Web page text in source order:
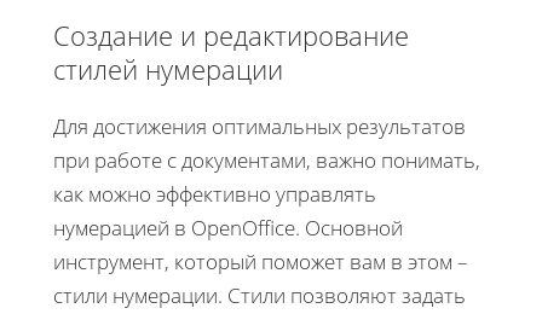
Создание и редактирование
стилей нумерации
Для достижения оптимальных результатов
при работе с документами, важно понимать,
как можно эффективно управлять
нумерацией в OpenOffice. Основной
инструмент, который поможет вам в этом –
стили нумерации. Стили позволяют задать